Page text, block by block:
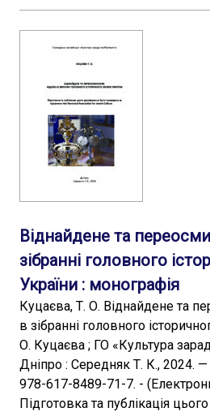
Віднайдене та
зібранні головного
України : монографія
Куцаєва, Т. О. Віднайдене та
в зібранні головного
О. Куцаєва ; ГО «Культура
Дніпро : Середняк Т. К., 2024. —
978-617-8489-71-7. -
Підготовка та публікація